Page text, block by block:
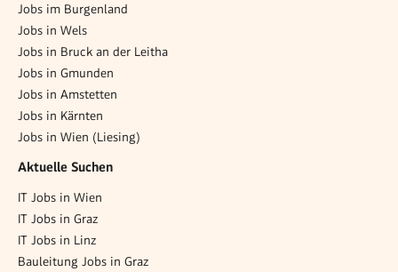
Jobs im Burgenland
Jobs in Wels
Jobs in Bruck an der Leitha
Jobs in Gmunden
Jobs in Amstetten
Jobs in Kärnten
Jobs in Wien (Liesing)
Aktuelle Suchen
IT Jobs in Wien
IT Jobs in Graz
IT Jobs in Linz
Bauleitung Jobs in Graz